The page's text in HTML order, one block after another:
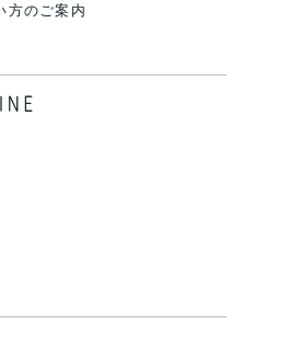
方のご案内